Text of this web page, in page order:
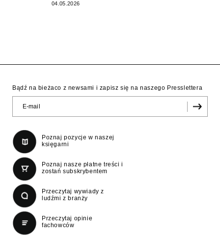
04.05.2026
Bądź na bieżaco z newsami i zapisz się na naszego Presslettera
Poznaj pozycje w naszej
księgarni
Poznaj nasze płatne treści i
zostań subskrybentem
Przeczytaj wywiady z
ludźmi z branży
Przeczytaj opinie
fachowców